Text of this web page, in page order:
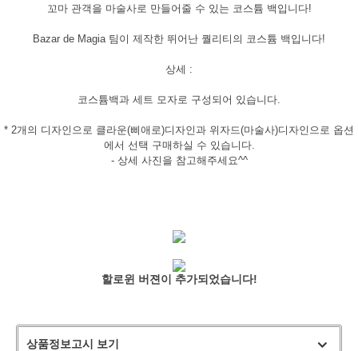
꼬마 관객을 마술사로 만들어줄 수 있는 코스튬 백입니다!
Bazar de Magia 팀이 제작한 뛰어난 퀄리티의 코스튬 백입니다!
상세 :
코스튬백과 세트 모자로 구성되어 있습니다.
* 2개의 디자인으로 클라운(삐애로)디자인과 위자드(마술사)디자인으로 옵션
에서 선택 구매하실 수 있습니다.
- 상세 사진을 참고해주세요^^
할로윈 버젼이 추가되었습니다!
상품정보고시 보기